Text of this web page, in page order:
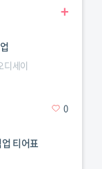
+
디세이
0
티어표